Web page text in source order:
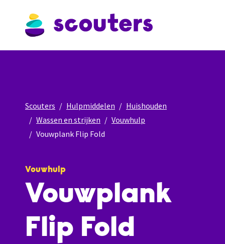
Scouters Hulpmiddelen
Huishouden
Wassen en strijken
Vouwhulp
Vouwplank Flip Fold
Vouwhulp
Vouwplank
Flip Fold